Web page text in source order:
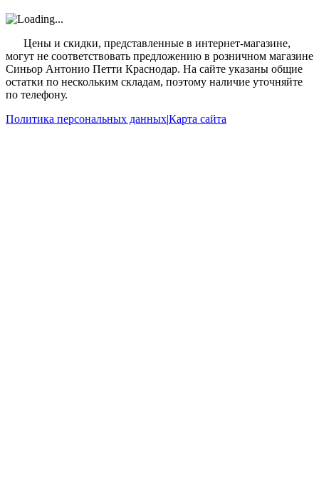
Цены и скидки, представленные в интернет-магазине,
могут не соответствовать предложению в розничном магазине
Синьор Антонио Петти Краснодар. На сайте указаны общие
остатки по нескольким складам, поэтому наличие уточняйте
по телефону.
Политика персональных данных|Карта сайта